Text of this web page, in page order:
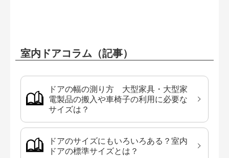
室内ドアコラム（記事）
ドアの幅の測り方 大型家具・大型家
電製品の搬入や車椅子の利用に必要な
サイズは？
ドアのサイズにもいろいろある？室内
ドアの標準サイズとは？